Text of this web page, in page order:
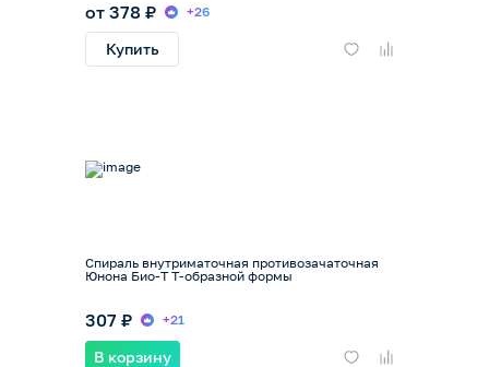
от 378 ₽ +26
Купить
Спираль внутриматочная противозачаточная
Юнона Био-Т Т-образной формы
307 ₽ +21
В корзину